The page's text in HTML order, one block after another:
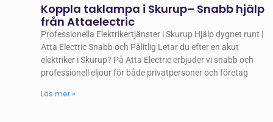
Koppla taklampa i Skurup– Snabb hjälp
från Attaelectric
Professionella Elektrikertjänster i Skurup Hjälp dygnet runt |
Atta Electric Snabb och Pålitlig Letar du efter en akut
elektriker i Skurup? På Atta Electric erbjuder vi snabb och
professionell eljour för både privatpersoner och företag
Läs mer »